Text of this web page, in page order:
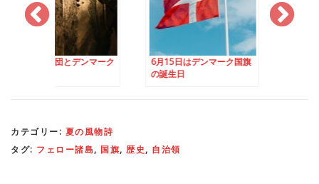
団とデンマーク
6月15日はデンマーク国旗
夏はどこもかしこも
カテゴリー: 夏の風物詩
タグ: フェロー諸島, 国旗, 歴史, 自治領